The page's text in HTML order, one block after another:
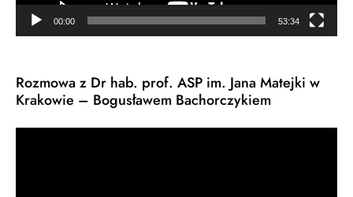
00:00 53:34
Rozmowa z Dr hab. prof. ASP im. Jana Matejki w
Krakowie – Bogusławem Bachorczykiem